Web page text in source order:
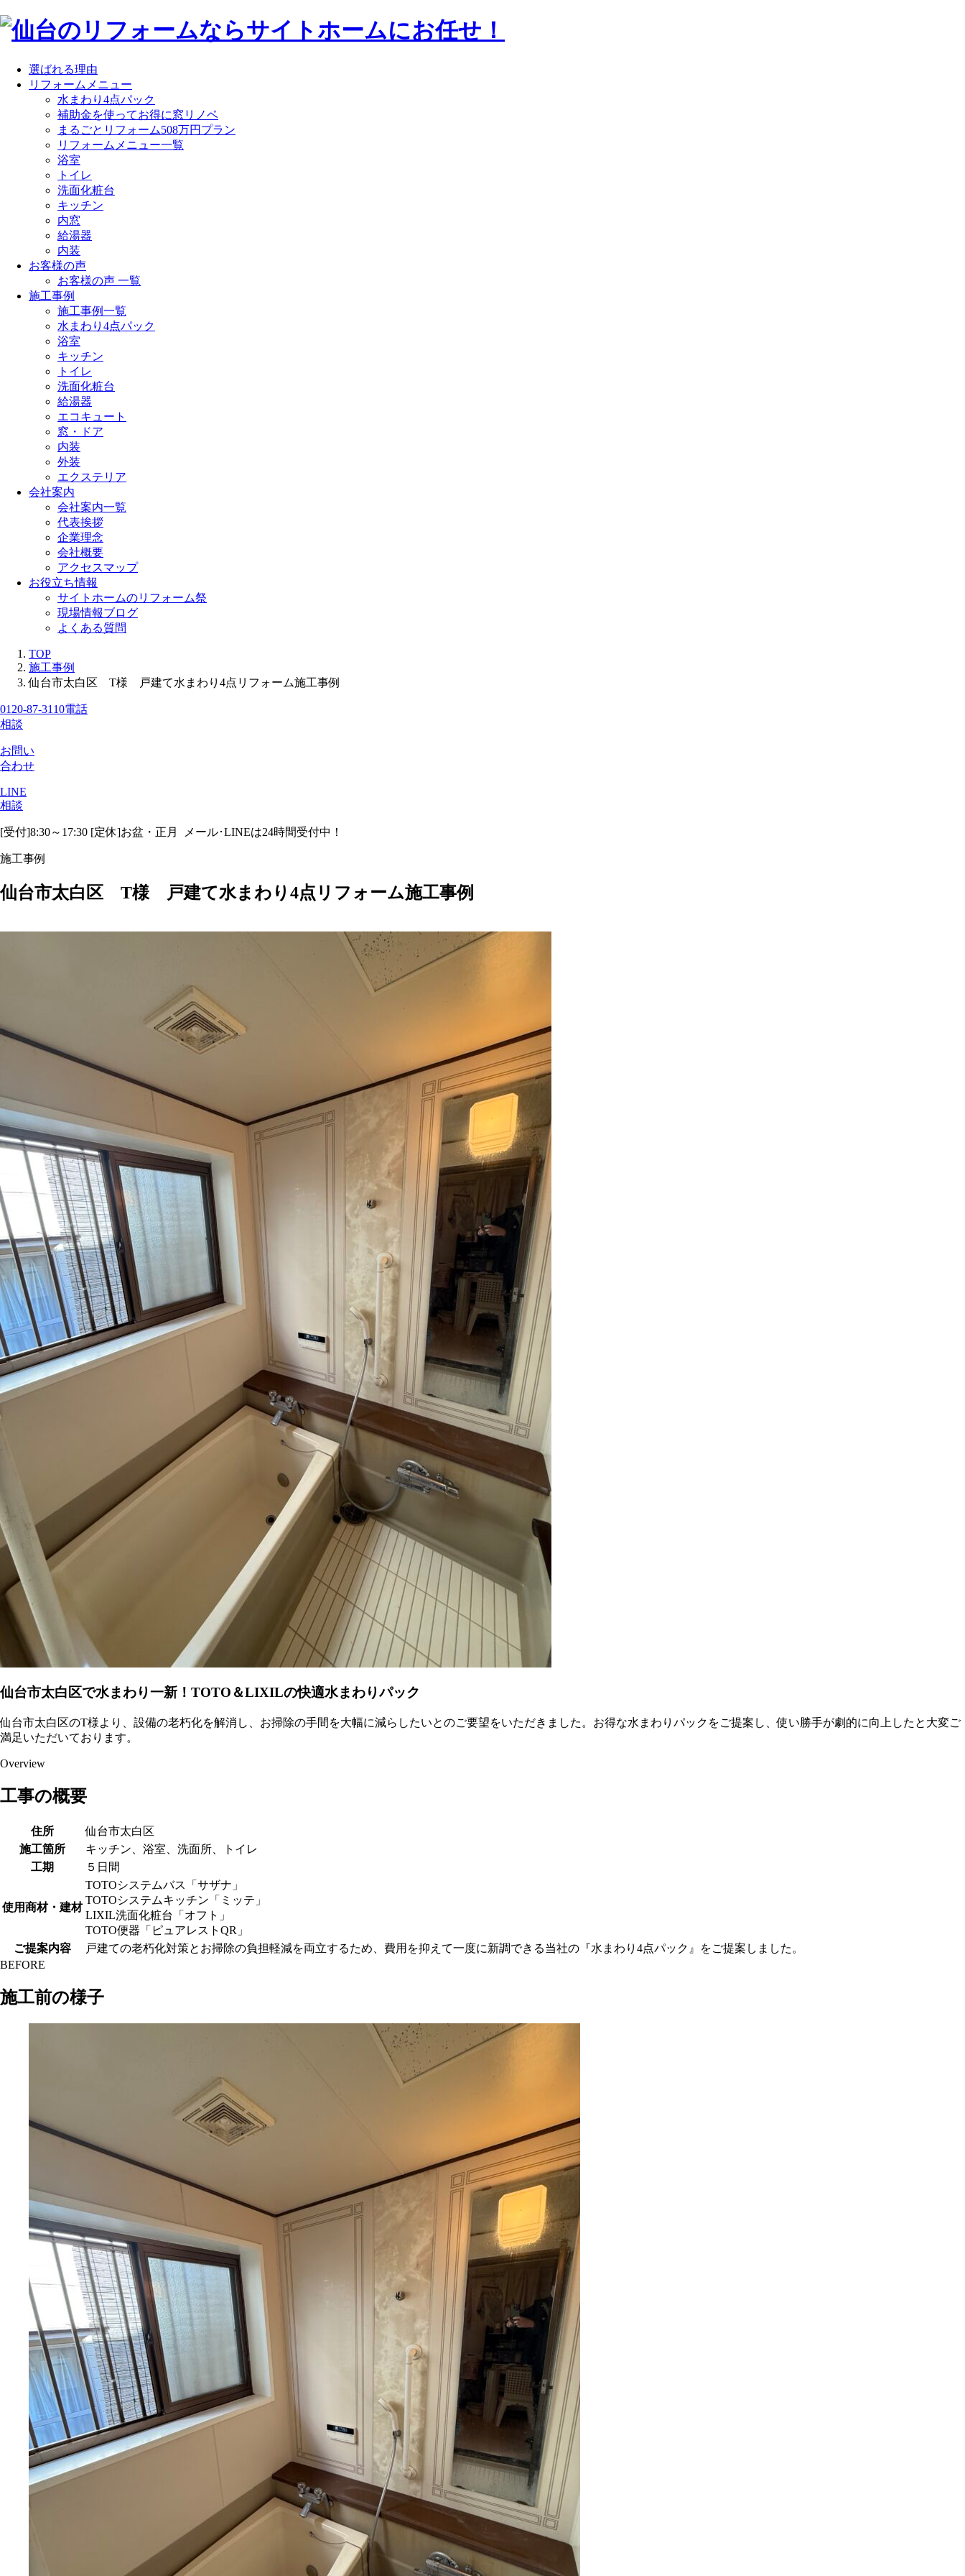
選ばれる理由
リフォームメニュー
水まわり4点パック
補助金を使ってお得に窓リノベ
まるごとリフォーム508万円プラン
リフォームメニュー一覧
浴室
トイレ
洗面化粧台
キッチン
内窓
給湯器
内装
お客様の声
お客様の声 一覧
施工事例
施工事例一覧
水まわり4点パック
浴室
キッチン
トイレ
洗面化粧台
給湯器
エコキュート
窓・ドア
内装
外装
エクステリア
会社案内
会社案内一覧
代表挨拶
企業理念
会社概要
アクセスマップ
お役立ち情報
サイトホームのリフォーム祭
現場情報ブログ
よくある質問
TOP
施工事例
仙台市太白区 T様 戸建て水まわり4点リフォーム施工事例
0120-87-3110電話
相談
お問い
合わせ
LINE
相談
[受付]8:30～17:30 [定休]お盆・正月 メール･LINEは24時間受付中！
施工事例
仙台市太白区 T様 戸建て水まわり4点リフォーム施工事例
仙台市太白区で水まわり一新！TOTO＆LIXILの快適水まわりパック
仙台市太白区のT様より、設備の老朽化を解消し、お掃除の手間を大幅に減らしたいとのご要望をいただきました。お得な水まわりパックをご提案し、使い勝手が劇的に向上したと大変ご
満足いただいております。
Overview
工事の概要
住所
仙台市太白区
施工箇所
キッチン、浴室、洗面所、トイレ
工期
５日間
使用商材・建材
TOTOシステムバス「サザナ」
TOTOシステムキッチン「ミッテ」
LIXIL洗面化粧台「オフト」
TOTO便器「ピュアレストQR」
ご提案内容
戸建ての老朽化対策とお掃除の負担軽減を両立するため、費用を抑えて一度に新調できる当社の『水まわり4点パック』をご提案しました。
BEFORE
施工前の様子